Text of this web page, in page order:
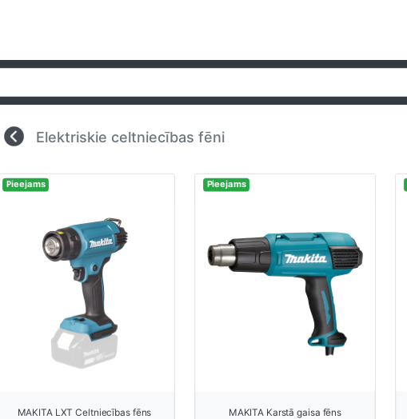
Elektriskie celtniecības fēni
Pieejams
MAKITA LXT Celtniecības fēns
Pieejams
MAKITA Karstā gaisa fēns